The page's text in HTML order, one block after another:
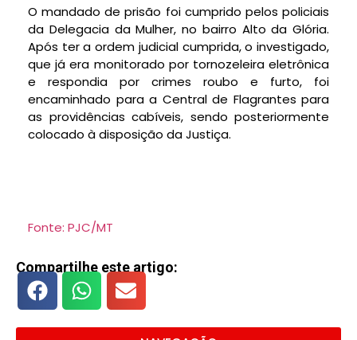
O mandado de prisão foi cumprido pelos policiais
da Delegacia da Mulher, no bairro Alto da Glória.
Após ter a ordem judicial cumprida, o investigado,
que já era monitorado por tornozeleira eletrônica
e respondia por crimes roubo e furto, foi
encaminhado para a Central de Flagrantes para
as providências cabíveis, sendo posteriormente
colocado à disposição da Justiça.
Fonte: PJC/MT
Compartilhe este artigo: